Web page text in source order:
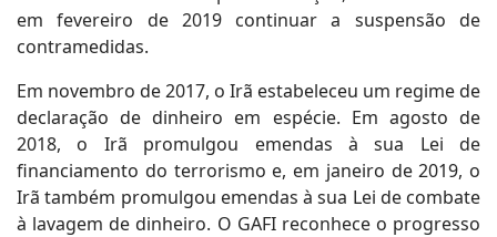
em fevereiro de 2019 continuar a suspensão de
contramedidas.
Em novembro de 2017, o Irã estabeleceu um regime de
declaração de dinheiro em espécie. Em agosto de
2018, o Irã promulgou emendas à sua Lei de
financiamento do terrorismo e, em janeiro de 2019, o
Irã também promulgou emendas à sua Lei de combate
à lavagem de dinheiro. O GAFI reconhece o progresso